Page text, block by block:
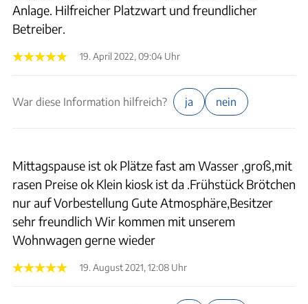
Anlage. Hilfreicher Platzwart und freundlicher
Betreiber.
19. April 2022, 09:04 Uhr
War diese Information hilfreich? ja nein
Mittagspause ist ok Plätze fast am Wasser ,groß,mit
rasen Preise ok Klein kiosk ist da .Frühstück Brötchen
nur auf Vorbestellung Gute Atmosphäre,Besitzer
sehr freundlich Wir kommen mit unserem
Wohnwagen gerne wieder
19. August 2021, 12:08 Uhr